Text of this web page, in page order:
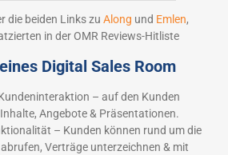
die beiden Links zu Along und Emlen,
in der OMR Reviews-Hitliste
Digital Sales Room
– auf den Kunden
Angebote & Präsentationen.
– Kunden können rund um die
Verträge unterzeichnen & mit